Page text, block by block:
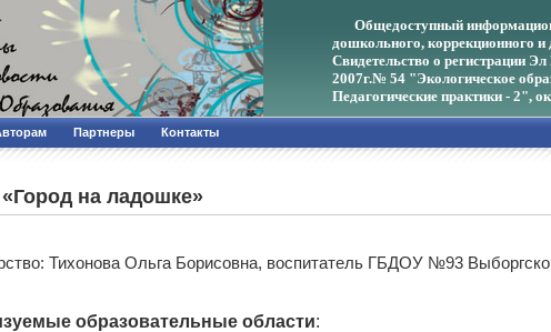
Общедоступный
дошкольного, коррекционного и
Свидетельство о регистрации
2007г.№ 54 "Экологическое
Педагогические практики - 2",
Партнеры Контакты
на ладошке»
Тихонова Ольга Борисовна, воспитатель ГБДОУ №93
образовательные области: